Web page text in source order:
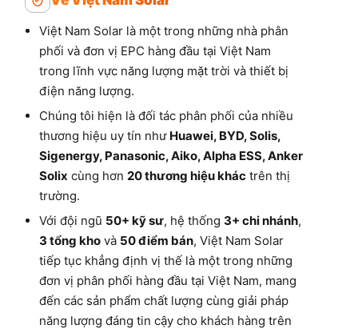
Việt Nam Solar là một trong những nhà phân
phối và đơn vị EPC hàng đầu tại Việt Nam
trong lĩnh vực năng lượng mặt trời và thiết bị
điện năng lượng.
Chúng tôi hiện là đối tác phân phối của nhiều
thương hiệu uy tín như Huawei, BYD, Solis,
Sigenergy, Panasonic, Aiko, Alpha ESS, Anker
Solix cùng hơn 20 thương hiệu khác trên thị
trường.
Với đội ngũ 50+ kỹ sư, hệ thống 3+ chi nhánh,
3 tổng kho và 50 điểm bán, Việt Nam Solar
tiếp tục khẳng định vị thế là một trong những
đơn vị phân phối hàng đầu tại Việt Nam, mang
đến các sản phẩm chất lượng cùng giải pháp
năng lượng đáng tin cậy cho khách hàng trên